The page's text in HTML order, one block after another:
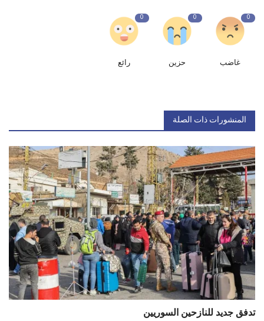
0
غاضب
0
حزين
0
رائع
المنشورات ذات الصلة
تدفق جديد للنازحين السوريين